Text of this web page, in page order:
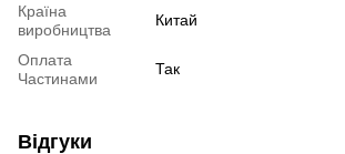
Країна
виробництва
Китай
Оплата
Частинами
Так
Відгуки